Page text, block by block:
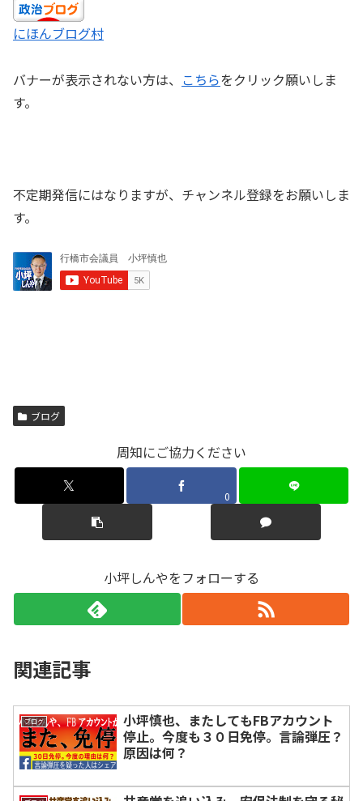
にほんブログ村
バナーが表示されない方は、 こちらをクリック願いしま
す。
不定期発信にはなりますが、チャンネル登録をお願いしま
す。
ブログ
周知にご協力ください
0
小坪しんやをフォローする
関連記事
ブログ
小坪慎也、またしてもFBアカウント
停止。今度も３０日免停。言論弾圧？
原因は何？